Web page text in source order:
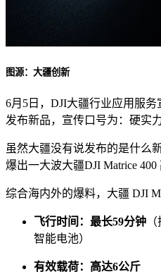
图源：大疆创新
6月5日，DJI大疆行业应用服务
发布新品，宣传口号为：硬实
虽然大疆没有说发布的是什么
爆出一大波大疆DJI Matrice 400
综合海内外的爆料，大疆 DJI
飞行时间：最长59分钟
智能电池）
有效载荷：高达6公斤